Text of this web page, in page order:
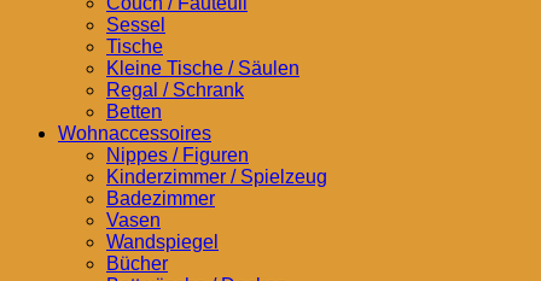
Sessel
Tische
Kleine Tische / Säulen
Regal / Schrank
Betten
Wohnaccessoires
Nippes / Figuren
Kinderzimmer / Spielzeug
Badezimmer
Vasen
Wandspiegel
Bücher